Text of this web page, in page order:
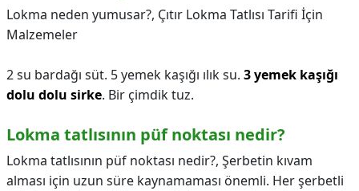
Lokma neden yumusar?, Çıtır Lokma Tatlısı Tarifi İçin
Malzemeler
2 su bardağı süt. 5 yemek kaşığı ılık su. 3 yemek kaşığı
dolu dolu sirke. Bir çimdik tuz.
Lokma tatlısının püf noktası nedir?
Lokma tatlısının püf noktası nedir?, Şerbetin kıvam
alması için uzun süre kaynamaması önemli. Her şerbetli